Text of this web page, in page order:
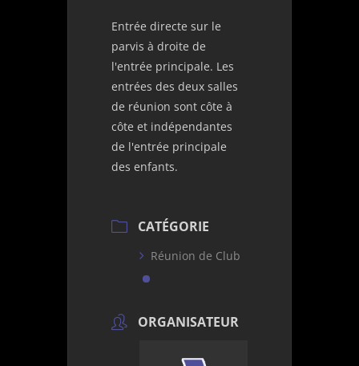
Entrée directe sur le
parvis à droite de
l'entrée principale. Les
entrées des deux salles
de réunion sont côte à
côte et indépendantes
de l'entrée principale
des enfants.
CATÉGORIE
Réunion de Club
ORGANISATEUR